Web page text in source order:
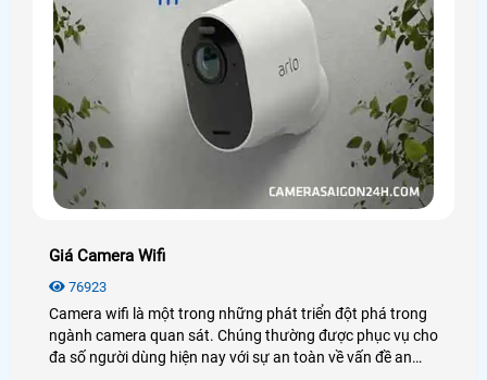
Giá Camera Wifi
76923
Camera wifi là một trong những phát triển đột phá trong
ngành camera quan sát. Chúng thường được phục vụ cho
đa số người dùng hiện nay với sự an toàn về vấn đề an